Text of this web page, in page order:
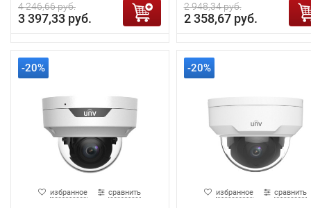
4 246,66 руб.
3 397,33 руб.
2 948,34 руб.
2 358,67 руб.
-20%
избранное сравнить
-20%
избранное сравнить